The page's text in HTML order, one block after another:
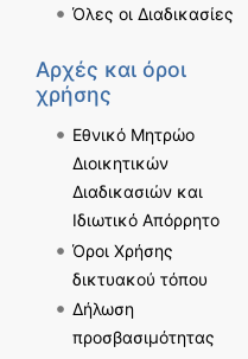
Όλες οι Διαδικασίες
Αρχές και όροι
χρήσης
Εθνικό Μητρώο
Διοικητικών
Διαδικασιών και
Ιδιωτικό Απόρρητο
Όροι Χρήσης
δικτυακού τόπου
Δήλωση
προσβασιμότητας